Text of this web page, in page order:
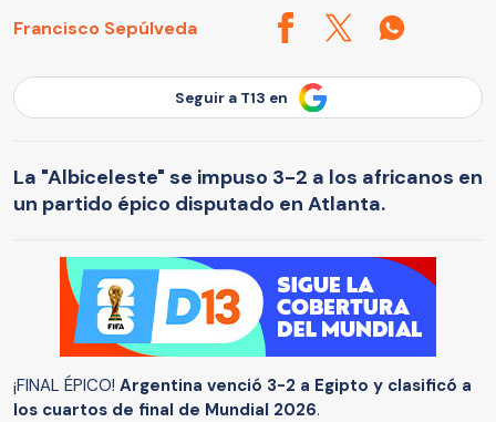
Francisco Sepúlveda
Seguir a T13 en
La "Albiceleste" se impuso 3-2 a los africanos en
un partido épico disputado en Atlanta.
¡FINAL ÉPICO! Argentina venció 3-2 a Egipto y clasificó a
los cuartos de final de Mundial 2026.